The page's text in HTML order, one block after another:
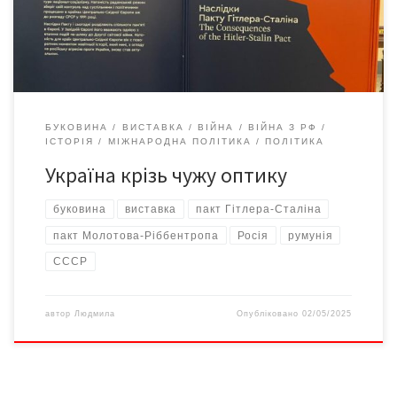
цьому вкотре переконалася на виставці «Шрам […]
БУКОВИНА ВИСТАВКА ВІЙНА
ВІЙНА З РФ
ІСТОРІЯ
МІЖНАРОДНА ПОЛІТИКА ПОЛІТИКА
Україна крізь чужу оптику
буковина виставка пакт Гітлера-Сталіна
пакт Молотова-Ріббентропа Росія румунія
СССР
автор Людмила Опубліковано02/05/2025